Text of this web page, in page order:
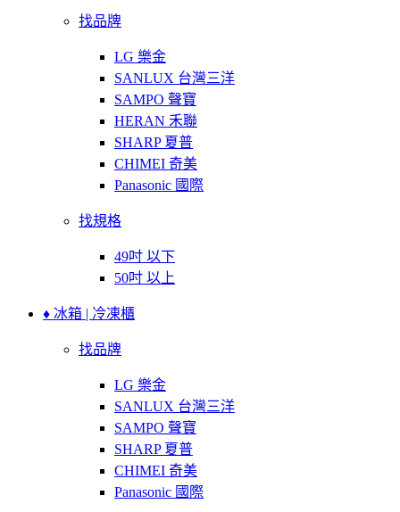
找品牌
LG 樂金
SANLUX 台灣三洋
SAMPO 聲寶
HERAN 禾聯
SHARP 夏普
CHIMEI 奇美
Panasonic 國際
找規格
49吋 以下
50吋 以上
♦ 冰箱 | 冷凍櫃
找品牌
LG 樂金
SANLUX 台灣三洋
SAMPO 聲寶
SHARP 夏普
CHIMEI 奇美
Panasonic 國際